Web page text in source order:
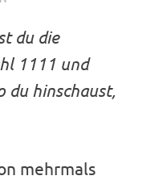
du die
1111 und
du hinschaust,
mehrmals